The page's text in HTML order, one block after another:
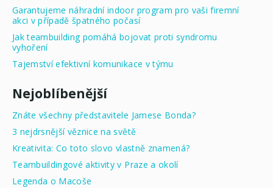
Garantujeme náhradní indoor program pro vaši firemní
akci v případě špatného počasí
Jak teambuilding pomáhá bojovat proti syndromu
vyhoření
Tajemství efektivní komunikace v týmu
Nejoblíbenější
Znáte všechny představitele Jamese Bonda?
3 nejdrsnější věznice na světě
Kreativita: Co toto slovo vlastně znamená?
Teambuildingové aktivity v Praze a okolí
Legenda o Macoše